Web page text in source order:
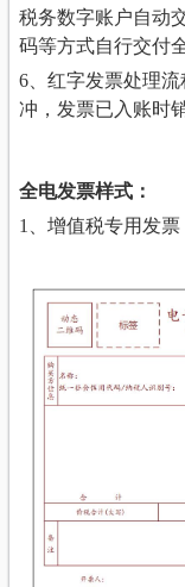
税务数字账户自动
码等方式自行交付
6、红字发票处理
冲，发票已入账时
全电发票样式：
1、增值税专用发票